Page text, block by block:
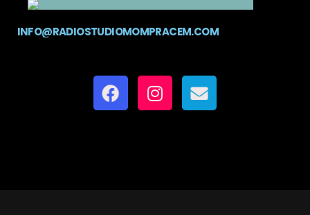
INFO@RADIOSTUDIOMOMPRACEM.COM